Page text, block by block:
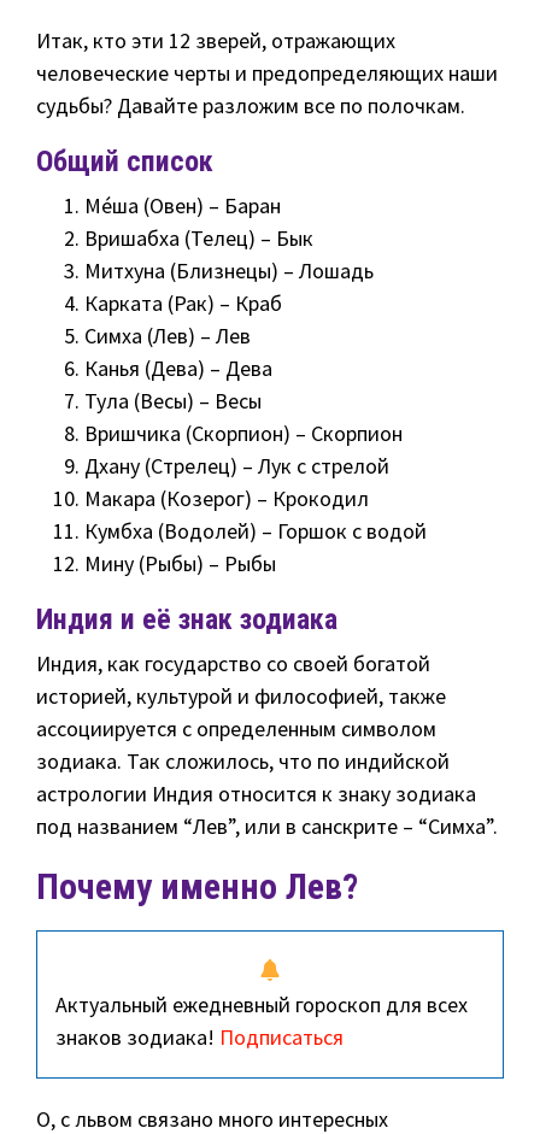
Итак, кто эти 12 зверей, отражающих
человеческие черты и предопределяющих наши
судьбы? Давайте разложим все по полочкам.
Общий список
Ме́ша (Овен) – Баран
Вришабха (Телец) – Бык
Митхуна (Близнецы) – Лошадь
Карката (Рак) – Краб
Симха (Лев) – Лев
Канья (Дева) – Дева
Тула (Весы) – Весы
Вришчика (Скорпион) – Скорпион
Дхану (Стрелец) – Лук с стрелой
Макара (Козерог) – Крокодил
Кумбха (Водолей) – Горшок с водой
Мину (Рыбы) – Рыбы
Индия и её знак зодиака
Индия, как государство со своей богатой
историей, культурой и философией, также
ассоциируется с определенным символом
зодиака. Так сложилось, что по индийской
астрологии Индия относится к знаку зодиака
под названием “Лев”, или в санскрите – “Симха”.
Почему именно Лев?
Актуальный ежедневный гороскоп для всех
знаков зодиака! Подписаться
О, с львом связано много интересных